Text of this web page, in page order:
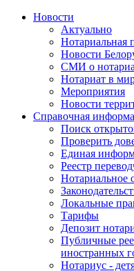
Новости
Актуально
Нотариальная
Новости
СМИ о
Нотариат в
Мероприятия
Новости
Справочная
Поиск
Проверить
Единая
Реестр
Нотариальное
Локальные
Тарифы
Депозит
Публичные
иностранных
Нотариус -